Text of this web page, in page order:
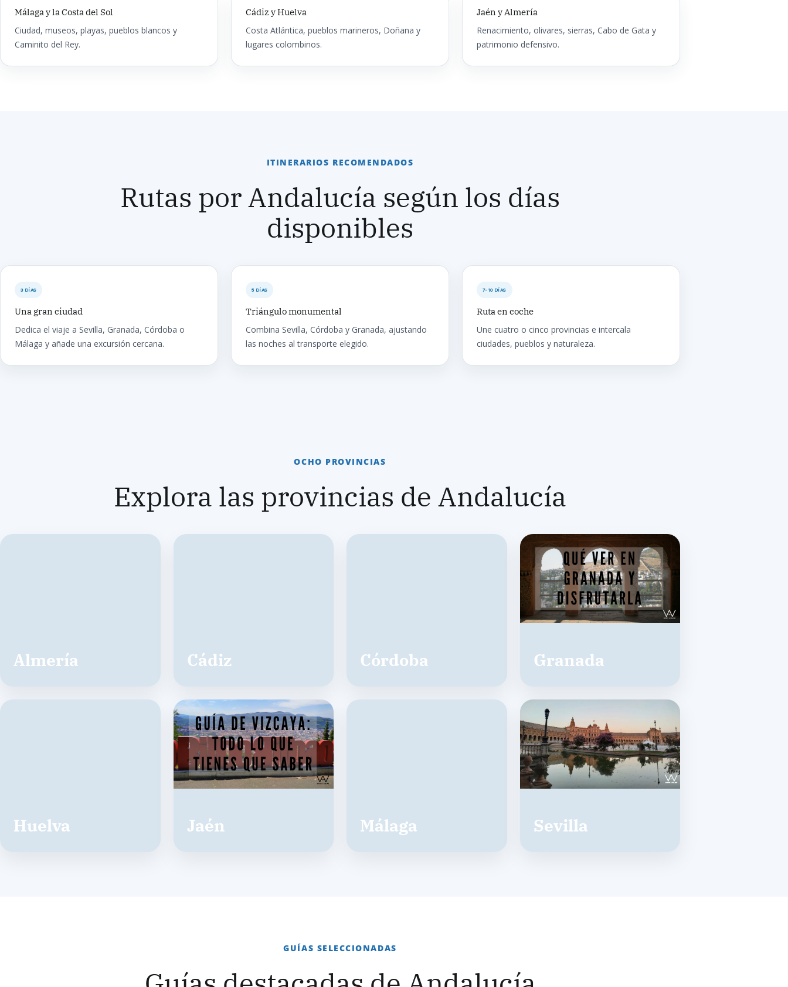
Málaga y la Costa del Sol
Ciudad, museos, playas, pueblos blancos y
Caminito del Rey.
Cádiz y Huelva
Costa Atlántica, pueblos marineros, Doñana y
lugares colombinos.
Jaén y Almería
Renacimiento, olivares, sierras, Cabo de Gata y
patrimonio defensivo.
ITINERARIOS RECOMENDADOS
Rutas por Andalucía según los días
disponibles
3 DÍAS
Una gran ciudad
Dedica el viaje a Sevilla, Granada, Córdoba o
Málaga y añade una excursión cercana.
5 DÍAS
Triángulo monumental
Combina Sevilla, Córdoba y Granada, ajustando
las noches al transporte elegido.
7-10 DÍAS
Ruta en coche
Une cuatro o cinco provincias e intercala
ciudades, pueblos y naturaleza.
OCHO PROVINCIAS
Explora las provincias de Andalucía
Almería Cádiz Córdoba Granada
Huelva Jaén Málaga Sevilla
GUÍAS SELECCIONADAS